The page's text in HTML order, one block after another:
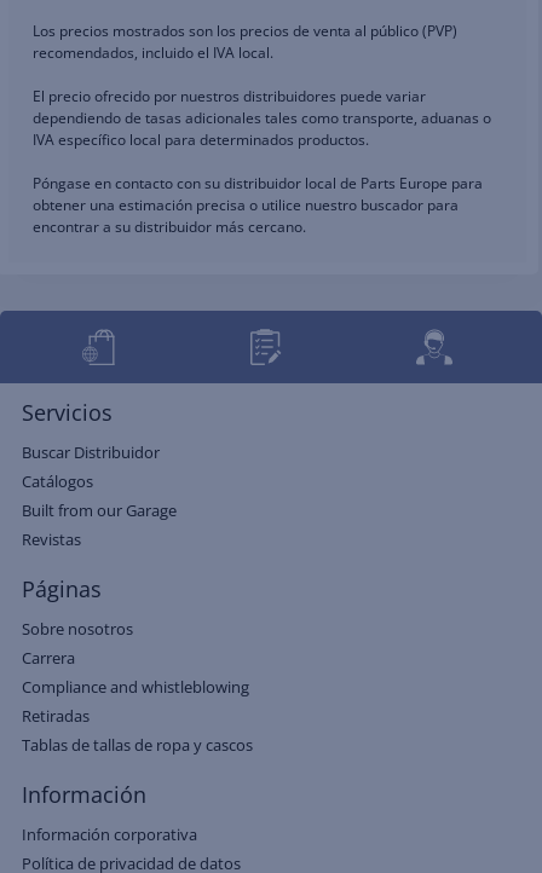
Los precios mostrados son los precios de venta al público (PVP)
recomendados, incluido el IVA local.
El precio ofrecido por nuestros distribuidores puede variar
dependiendo de tasas adicionales tales como transporte, aduanas o
IVA específico local para determinados productos.
Póngase en contacto con su distribuidor local de Parts Europe para
obtener una estimación precisa o utilice nuestro buscador para
encontrar a su distribuidor más cercano.
Servicios
Buscar Distribuidor
Catálogos
Built from our Garage
Revistas
Páginas
Sobre nosotros
Carrera
Compliance and whistleblowing
Retiradas
Tablas de tallas de ropa y cascos
Información
Información corporativa
Política de privacidad de datos